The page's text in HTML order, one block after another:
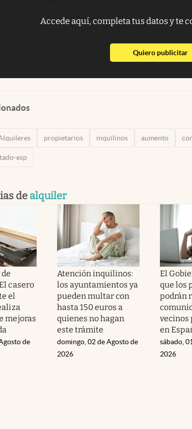
Accede aquí, completa tus datos y te
Quiero publicitar
propietarios inquilinos aumento
esp
de alquiler
casero
el
mejoras
de
Atención inquilinos:
los ayuntamientos ya
pueden multar con
hasta 150 euros a
quienes no hagan
este trámite
domingo, 02 de Agosto de
2026
El
que los
podrán
vecinos
en
sábado,
2026